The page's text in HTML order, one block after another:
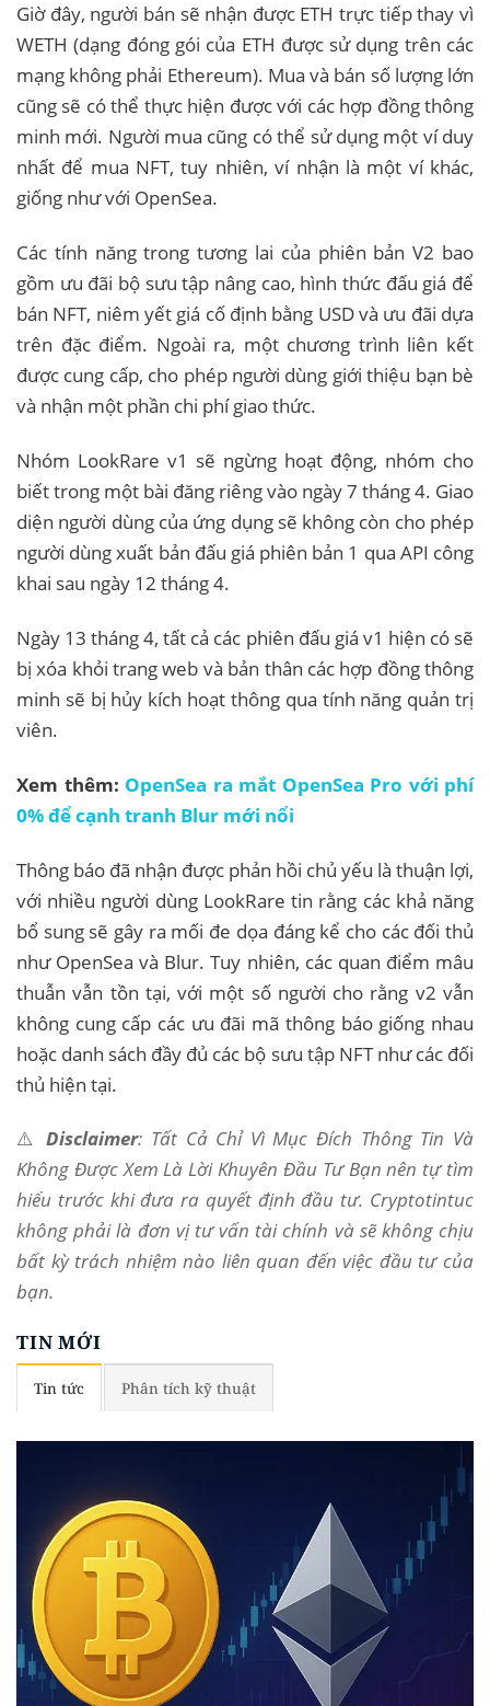
Giờ đây, người bán sẽ nhận được ETH trực tiếp thay vì
WETH (dạng đóng gói của ETH được sử dụng trên các
mạng không phải Ethereum). Mua và bán số lượng lớn
cũng sẽ có thể thực hiện được với các hợp đồng thông
minh mới. Người mua cũng có thể sử dụng một ví duy
nhất để mua NFT, tuy nhiên, ví nhận là một ví khác,
giống như với OpenSea.
Các tính năng trong tương lai của phiên bản V2 bao
gồm ưu đãi bộ sưu tập nâng cao, hình thức đấu giá để
bán NFT, niêm yết giá cố định bằng USD và ưu đãi dựa
trên đặc điểm. Ngoài ra, một chương trình liên kết
được cung cấp, cho phép người dùng giới thiệu bạn bè
và nhận một phần chi phí giao thức.
Nhóm LookRare v1 sẽ ngừng hoạt động, nhóm cho
biết trong một bài đăng riêng vào ngày 7 tháng 4. Giao
diện người dùng của ứng dụng sẽ không còn cho phép
người dùng xuất bản đấu giá phiên bản 1 qua API công
khai sau ngày 12 tháng 4.
Ngày 13 tháng 4, tất cả các phiên đấu giá v1 hiện có sẽ
bị xóa khỏi trang web và bản thân các hợp đồng thông
minh sẽ bị hủy kích hoạt thông qua tính năng quản trị
viên.
Xem thêm: OpenSea ra mắt OpenSea Pro với phí
0% để cạnh tranh Blur mới nổi
Thông báo đã nhận được phản hồi chủ yếu là thuận lợi,
với nhiều người dùng LookRare tin rằng các khả năng
bổ sung sẽ gây ra mối đe dọa đáng kể cho các đối thủ
như OpenSea và Blur. Tuy nhiên, các quan điểm mâu
thuẫn vẫn tồn tại, với một số người cho rằng v2 vẫn
không cung cấp các ưu đãi mã thông báo giống nhau
hoặc danh sách đầy đủ các bộ sưu tập NFT như các đối
thủ hiện tại.
⚠️Disclaimer: Tất Cả Chỉ Vì Mục Đích Thông Tin Và
Không Được Xem Là Lời Khuyên Đầu Tư Bạn nên tự tìm
hiểu trước khi đưa ra quyết định đầu tư. Cryptotintuc
không phải là đơn vị tư vấn tài chính và sẽ không chịu
bất kỳ trách nhiệm nào liên quan đến việc đầu tư của
bạn.
TIN MỚI
Tin tức Phân tích kỹ thuật